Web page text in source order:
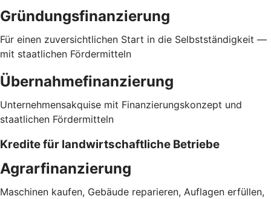
Gründungsfinanzierung
Für einen zuversichtlichen Start in die Selbstständigkeit —
mit staatlichen Fördermitteln
Übernahmefinanzierung
Unternehmensakquise mit Finanzierungskonzept und
staatlichen Fördermitteln
Kredite für landwirtschaftliche Betriebe
Agrarfinanzierung
Maschinen kaufen, Gebäude reparieren, Auflagen erfüllen,